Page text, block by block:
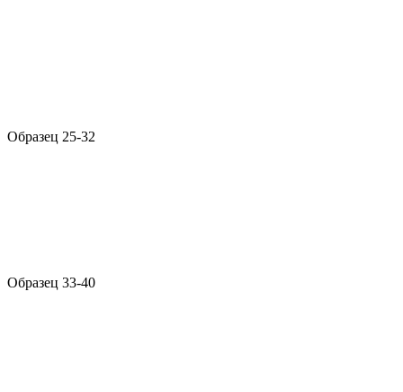
Образец 25-32
Образец 33-40